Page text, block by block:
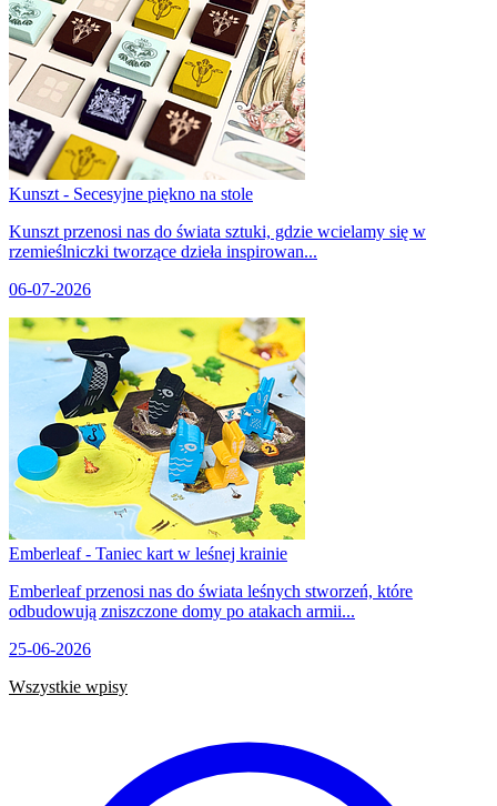
Kunszt - Secesyjne piękno na stole
Kunszt przenosi nas do świata sztuki, gdzie wcielamy się w
rzemieślniczki tworzące dzieła inspirowan...
06-07-2026
Emberleaf - Taniec kart w leśnej krainie
Emberleaf przenosi nas do świata leśnych stworzeń, które
odbudowują zniszczone domy po atakach armii...
25-06-2026
Wszystkie wpisy